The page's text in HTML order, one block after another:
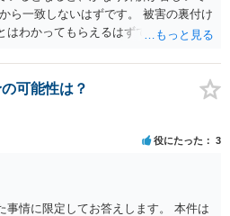
ら一致しないはずです。 被害の裏付け
はわかってもらえるはずです。
可能性は？
役にたった 3
事情に限定してお答えします。 本件は